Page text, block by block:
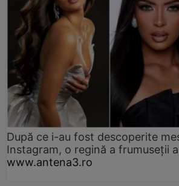
După ce i-au fost descoperite
Instagram, o regină a frumuseții
www.antena3.ro